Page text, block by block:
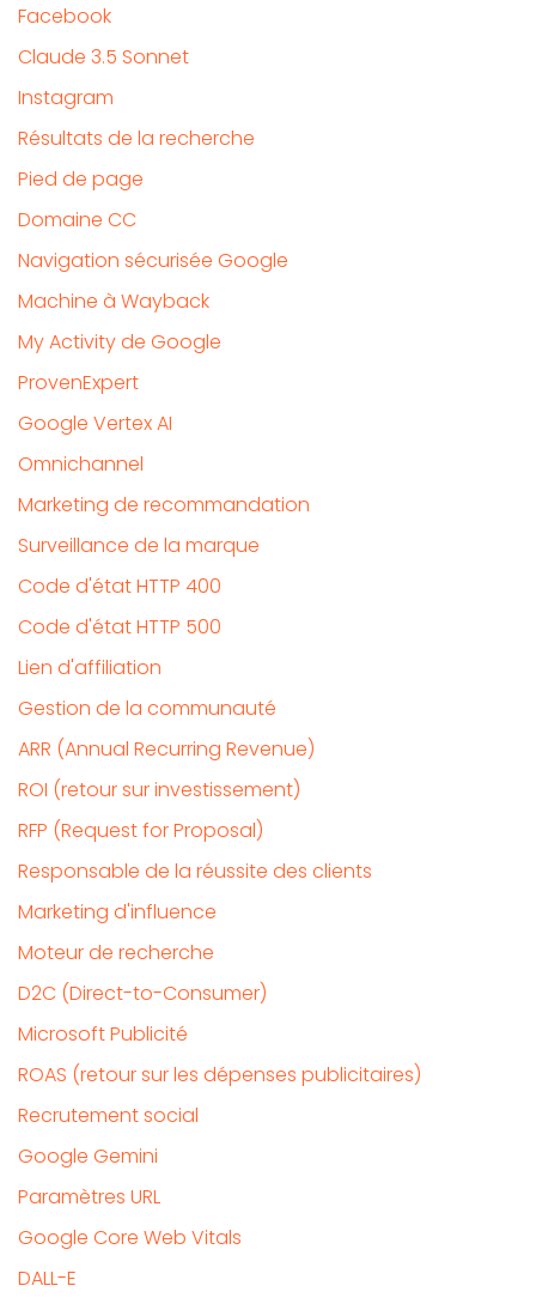
Facebook
Claude 3.5 Sonnet
Instagram
Résultats de la recherche
Pied de page
Domaine CC
Navigation sécurisée Google
Machine à Wayback
My Activity de Google
ProvenExpert
Google Vertex AI
Omnichannel
Marketing de recommandation
Surveillance de la marque
Code d'état HTTP 400
Code d'état HTTP 500
Lien d'affiliation
Gestion de la communauté
ARR (Annual Recurring Revenue)
ROI (retour sur investissement)
RFP (Request for Proposal)
Responsable de la réussite des clients
Marketing d'influence
Moteur de recherche
D2C (Direct-to-Consumer)
Microsoft Publicité
ROAS (retour sur les dépenses publicitaires)
Recrutement social
Google Gemini
Paramètres URL
Google Core Web Vitals
DALL-E